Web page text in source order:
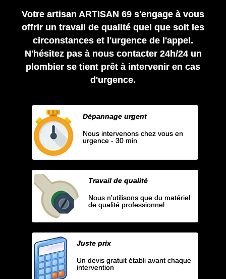
Votre artisan ARTISAN 69 s'engage à vous
offrir un travail de qualité quel que soit les
circonstances et l'urgence de l'appel.
N'hésitez pas à nous contacter 24h/24 un
plombier se tient prêt à intervenir en cas
d'urgence.
Dépannage urgent
Nous intervenons chez vous en
urgence - 30 min
Travail de qualité
Nous n'utilisons que du matériel
de qualité professionnel
Juste prix
Un devis gratuit établi avant chaque
intervention